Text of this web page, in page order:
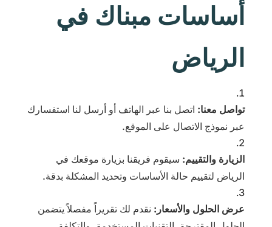
أساسات مبناك في
الرياض
تواصل معنا: اتصل بنا عبر الهاتف أو أرسل لنا استفسارك
عبر نموذج الاتصال على الموقع.
الزيارة والتقييم: سيقوم فريقنا بزيارة موقعك في
الرياض لتقييم حالة الأساسات وتحديد المشكلة بدقة.
عرض الحلول والأسعار: نقدم لك تقريراً مفصلاً يتضمن